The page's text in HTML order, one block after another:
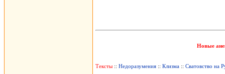
Новые
Тексты :: Недоразумения :: Клизма :: Сватовство на